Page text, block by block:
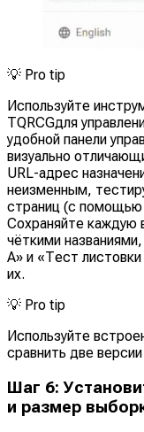
💡 Pro tip
Используйте
TQRCGдля
удобной панели
визуально
URL-адрес
неизменным,
страниц (с помощью
Сохраняйте каждую
чёткими
A» и «Тест
их.
💡 Pro tip
Используйте
сравнить две
Шаг 6:
и размер